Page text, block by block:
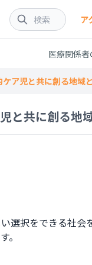
ア
医療関係
ア児と共に創る地域と
と共に創る地
選択をできる社会
。